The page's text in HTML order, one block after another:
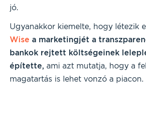
jó.
Ugyanakkor kiemelte, hogy létezik
Wise a marketingjét a
bankok rejtett költségeinek
építette, ami azt mutatja, hogy a
magatartás is lehet vonzó a piacon.